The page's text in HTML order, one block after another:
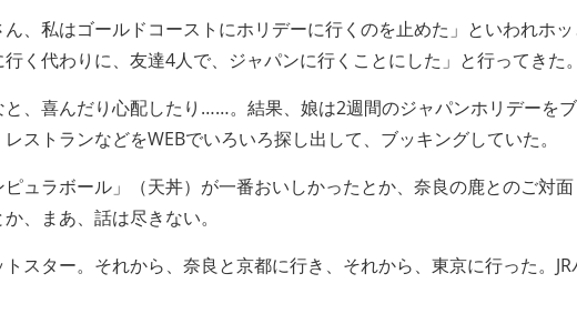
、私はゴールドコーストにホリデーに行くのを止めた」といわれホッ
く代わりに、友達4人で、ジャパンに行くことにした」と行ってきた。
、喜んだり心配したり……。結果、娘は2週間のジャパンホリデーを
ストランなどをWEBでいろいろ探し出して、ブッキングしていた。
ュラボール」（天丼）が一番おいしかったとか、奈良の鹿とのご対
、まあ、話は尽きない。
スター。それから、奈良と京都に行き、それから、東京に行った。JR